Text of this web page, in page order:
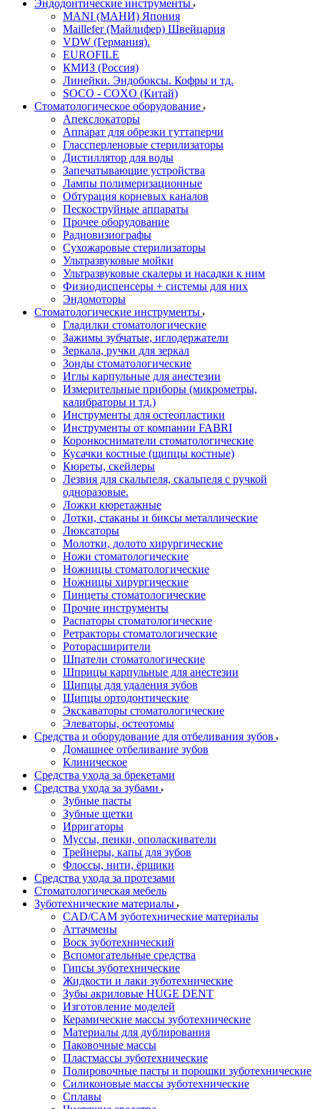
Эндодонтические инструменты
MANI (МАНИ) Япония
Maillefer (Майлифер) Швейцария
VDW (Германия).
EUROFILE
КМИЗ (Россия)
Линейки. Эндобоксы. Кофры и тд.
SOCO - COXO (Китай)
Стоматологическое оборудование
Апекслокаторы
Аппарат для обрезки гуттаперчи
Глассперленовые стерилизаторы
Дистиллятор для воды
Запечатывающие устройства
Лампы полимеризационные
Обтурация корневых каналов
Пескоструйные аппараты
Прочее оборудование
Радиовизиографы
Сухожаровые стерилизаторы
Ультразвуковые мойки
Ультразвуковые скалеры и насадки к ним
Физиодиспенсеры + системы для них
Эндомоторы
Стоматологические инструменты
Гладилки стоматологические
Зажимы зубчатые, иглодержатели
Зеркала, ручки для зеркал
Зонды стоматологические
Иглы карпульные для анестезии
Измерительные приборы (микрометры,
калибраторы и тд.)
Инструменты для остеопластики
Инструменты от компании FABRI
Коронкосниматели стоматологические
Кусачки костные (щипцы костные)
Кюреты, скейлеры
Лезвия для скальпеля, скальпеля с ручкой
одноразовые.
Ложки кюретажные
Лотки, стаканы и биксы металлические
Люксаторы
Молотки, долото хирургические
Ножи стоматологические
Ножницы стоматологические
Ножницы хирургические
Пинцеты стоматологические
Прочие инструменты
Распаторы стоматологические
Ретракторы стоматологические
Роторасширители
Шпатели стоматологические
Шприцы карпульные для анестезии
Щипцы для удаления зубов
Щипцы ортодонтические
Экскаваторы стоматологические
Элеваторы, остеотомы
Средства и оборудование для отбеливания зубов
Домашнее отбеливание зубов
Клиническое
Средства ухода за брекетами
Средства ухода за зубами
Зубные пасты
Зубные щетки
Ирригаторы
Муссы, пенки, ополаскиватели
Трейнеры, капы для зубов
Флоссы, нити, ёршики
Средства ухода за протезами
Стоматологическая мебель
Зуботехнические материалы
CAD/CAM зуботехнические материалы
Аттачмены
Воск зуботехнический
Вспомогательные средства
Гипсы зуботехнические
Жидкости и лаки зуботехнические
Зубы акриловые HUGE DENT
Изготовление моделей
Керамические массы зуботехнические
Материалы для дублирования
Паковочные массы
Пластмассы зуботехнические
Полировочные пасты и порошки зуботехнические
Силиконовые массы зуботехнические
Сплавы